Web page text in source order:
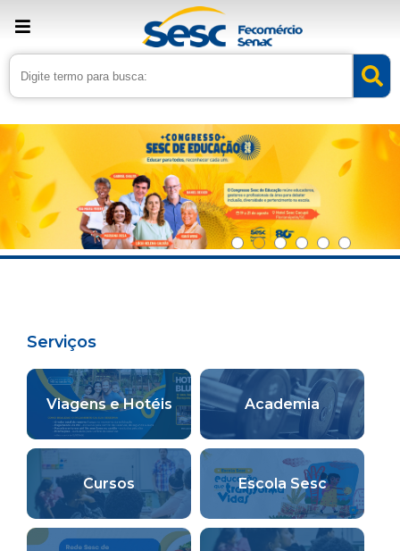
Serviços
Viagens e Hotéis Academia
Cursos Escola Sesc